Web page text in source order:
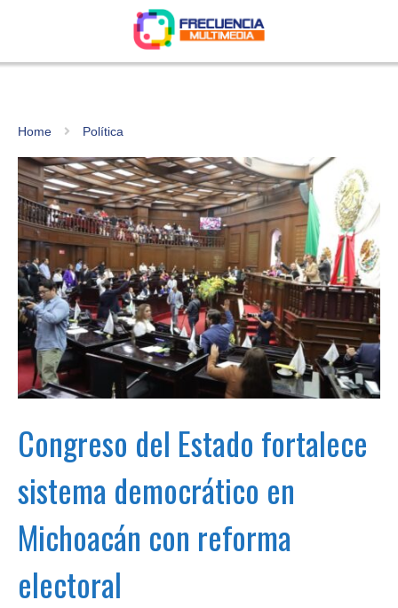
Home Política
Congreso del Estado fortalece
sistema democrático en
Michoacán con reforma
electoral